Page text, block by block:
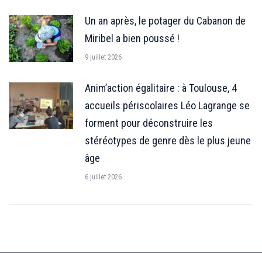
Un an après, le potager du Cabanon de
Miribel a bien poussé !
9 juillet 2026
Anim’action égalitaire : à Toulouse, 4
accueils périscolaires Léo Lagrange se
forment pour déconstruire les
stéréotypes de genre dès le plus jeune
âge
6 juillet 2026